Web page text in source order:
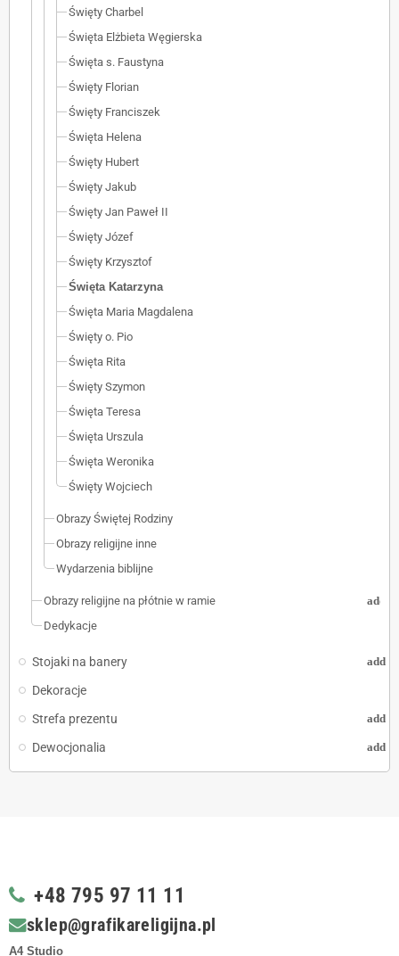
Święty Charbel
Święta Elżbieta Węgierska
Święta s. Faustyna
Święty Florian
Święty Franciszek
Święta Helena
Święty Hubert
Święty Jakub
Święty Jan Paweł II
Święty Józef
Święty Krzysztof
Święta Katarzyna
Święta Maria Magdalena
Święty o. Pio
Święta Rita
Święty Szymon
Święta Teresa
Święta Urszula
Święta Weronika
Święty Wojciech
Obrazy Świętej Rodziny
Obrazy religijne inne
Wydarzenia biblijne
Obrazy religijne na płótnie w ramie
add
Dedykacje
Stojaki na banery add
Dekoracje
Strefa prezentu
add
Dewocjonalia add
+48 795 97 11 11
sklep@grafikareligijna.pl
A4 Studio